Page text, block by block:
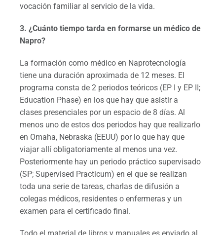
vocación familiar al servicio de la vida.
3. ¿Cuánto tiempo tarda en formarse un médico de
Napro?
La formación como médico en Naprotecnología
tiene una duración aproximada de 12 meses. El
programa consta de 2 periodos teóricos (EP I y EP II;
Education Phase) en los que hay que asistir a
clases presenciales por un espacio de 8 días. Al
menos uno de estos dos periodos hay que realizarlo
en Omaha, Nebraska (EEUU) por lo que hay que
viajar allí obligatoriamente al menos una vez.
Posteriormente hay un periodo práctico supervisado
(SP; Supervised Practicum) en el que se realizan
toda una serie de tareas, charlas de difusión a
colegas médicos, residentes o enfermeras y un
examen para el certificado final.
Todo el material de libros y manuales es enviado al